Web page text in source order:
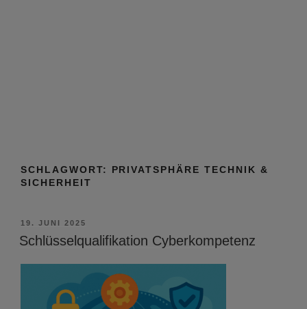
SCHLAGWORT: PRIVATSPHÄRE TECHNIK &
SICHERHEIT
VERÖFFENTLICHT
AM
19. JUNI 2025
Schlüsselqualifikation Cyberkompetenz